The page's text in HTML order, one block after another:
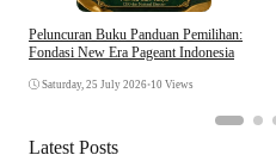
Peluncuran Buku Panduan Pemilihan:
Fondasi New Era Pageant Indonesia
Saturday, 25 July 2026•10 Views
Latest Posts